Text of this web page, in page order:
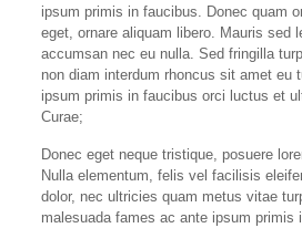
ipsum primis in faucibus. Donec quam
eget, ornare aliquam libero. Mauris sed
accumsan nec eu nulla. Sed fringilla
non diam interdum rhoncus sit amet eu
ipsum primis in faucibus orci luctus et
Curae;
Donec eget neque tristique, posuere
Nulla elementum, felis vel facilisis
dolor, nec ultricies quam metus vitae
malesuada fames ac ante ipsum primis